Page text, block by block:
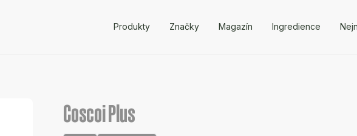
Produkty Značky Magazín Ingredience
Coscoi Plus